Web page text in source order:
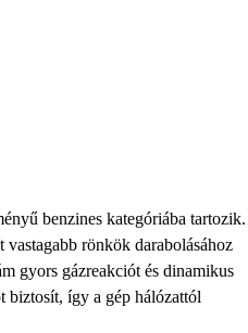
benzines kategóriába tartozik.
rönkök darabolásához
gyors gázreakciót és dinamikus
biztosít, így a gép hálózattól